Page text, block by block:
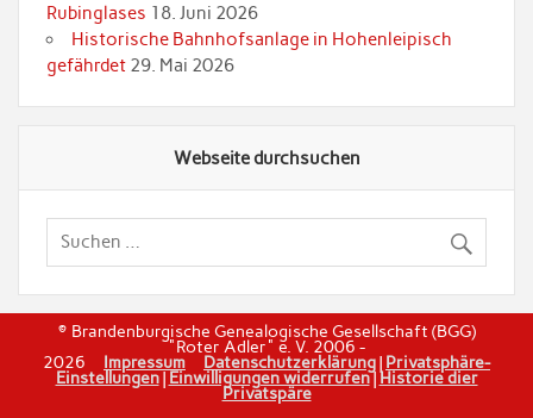
Rubinglases 18. Juni 2026
Historische Bahnhofsanlage in Hohenleipisch
gefährdet 29. Mai 2026
Webseite durchsuchen
© Brandenburgische Genealogische Gesellschaft (BGG)
"Roter Adler" e. V. 2006 -
2026 Impressum Datenschutzerklärung| Privatsphäre-
Einstellungen| Einwilligungen widerrufen|Historie dier
Privatspäre